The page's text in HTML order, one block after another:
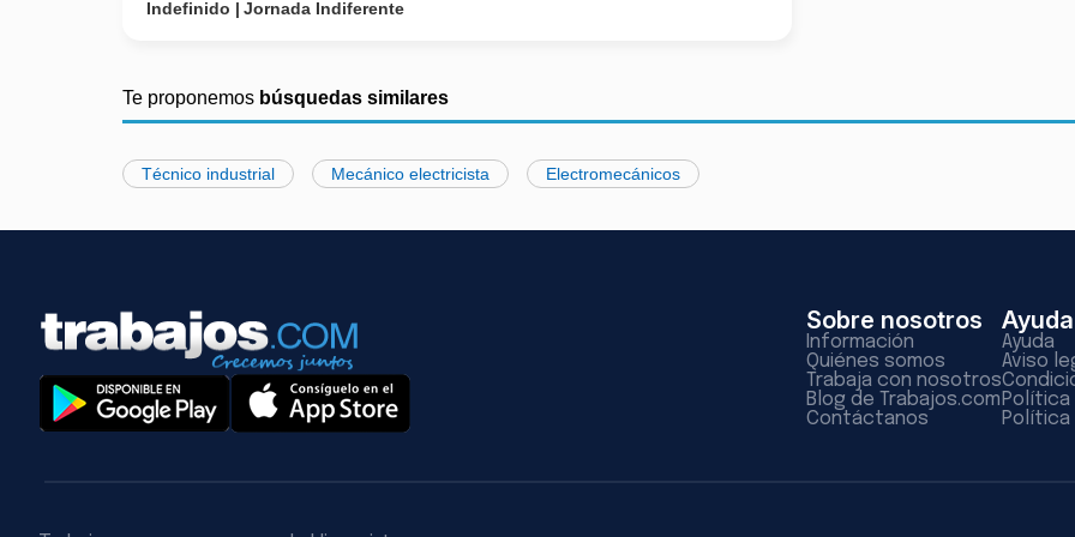
Indefinido
Jornada Indiferente
Te proponemos búsquedas similares
Técnico industrial Mecánico electricista Electromecánicos
Sobre nosotros
Información
Quiénes somos
Trabaja con nosotros
Blog de Trabajos.com
Contáctanos
Ayuda
Ayuda
Aviso
Política